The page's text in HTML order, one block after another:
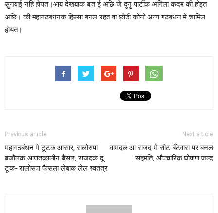
सुनवाई नहि होयत।आब देखबाक बात ई अछि जे दुनु पार्टीक अगिला कदम की होइत
अछि। की महागठबंधनक हिस्सा बनल रहत वा छोड़ी कोनो अन्य गठबंधन मे शामिल
होयत।
Previous article
महागठबंधन मे टूटक आसार, रालोसपा
बजौलक आपातकालीन बैसार, राजदक दू
टूक- रालोसपा फैसला लेबाक लेल स्वतंत्र
Next article
वामदल आ राजद मे सीट बँटवारा पर बनल
सहमति, औपचारिक घोषणा जल्द